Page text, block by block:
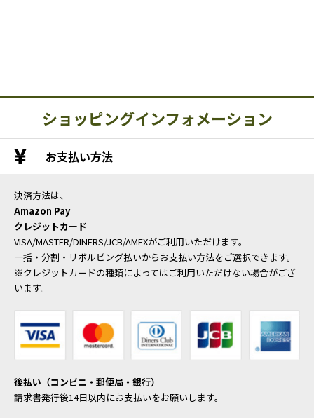
ショッピングインフォメーション
お支払い方法
決済方法は、
Amazon Pay
クレジットカード
VISA/MASTER/DINERS/JCB/AMEXがご利用いただけます。
一括・分割・リボルビング払いからお支払い方法をご選択できます。
※クレジットカードの種類によってはご利用いただけない場合がござ
います。
後払い（コンビニ・郵便局・銀行）
請求書発行後14日以内にお支払いをお願いします。